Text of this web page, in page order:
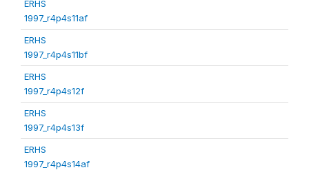
ERHS
1997_r4p4s11af
ERHS
1997_r4p4s11bf
ERHS
1997_r4p4s12f
ERHS
1997_r4p4s13f
ERHS
1997_r4p4s14af